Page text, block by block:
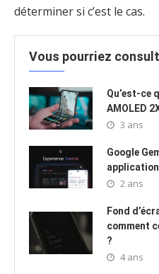
déterminer si c’est le cas.
Vous pourriez
Qu’est-ce
AMOLED
3 ans
Google
2 ans
Fond
comment
?
4 ans